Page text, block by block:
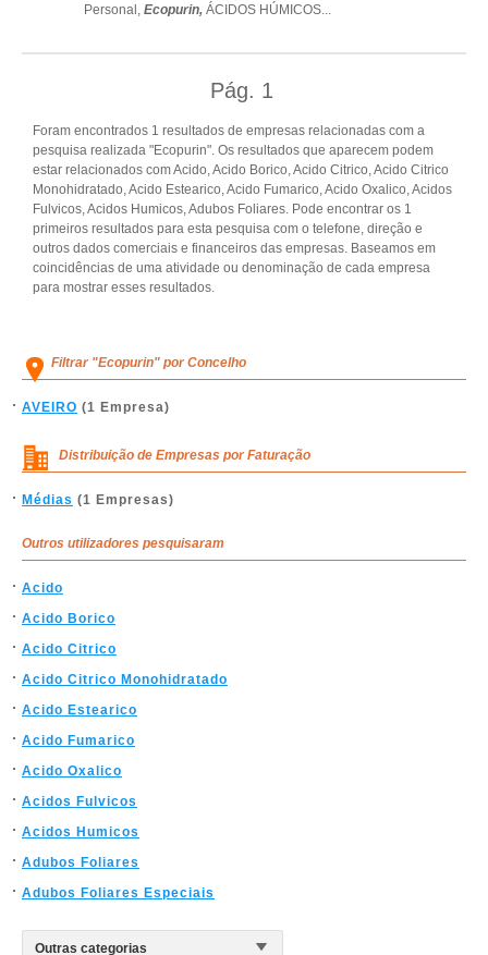
Personal, Ecopurin, ÁCIDOS HÚMICOS...
Pág. 1
Foram encontrados 1 resultados de empresas relacionadas com a
pesquisa realizada "Ecopurin". Os resultados que aparecem podem
estar relacionados com Acido, Acido Borico, Acido Citrico, Acido Citrico
Monohidratado, Acido Estearico, Acido Fumarico, Acido Oxalico, Acidos
Fulvicos, Acidos Humicos, Adubos Foliares. Pode encontrar os 1
primeiros resultados para esta pesquisa com o telefone, direção e
outros dados comerciais e financeiros das empresas. Baseamos em
coincidências de uma atividade ou denominação de cada empresa
para mostrar esses resultados.
Filtrar "Ecopurin" por Concelho
AVEIRO (1 Empresa)
Distribuição de Empresas por Faturação
Médias (1 Empresas)
Outros utilizadores pesquisaram
Acido
Acido Borico
Acido Citrico
Acido Citrico Monohidratado
Acido Estearico
Acido Fumarico
Acido Oxalico
Acidos Fulvicos
Acidos Humicos
Adubos Foliares
Adubos Foliares Especiais